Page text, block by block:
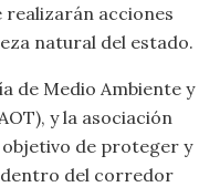
realizarán acciones
natural del estado.
de Medio Ambiente y
y la asociación
de proteger y
del corredor